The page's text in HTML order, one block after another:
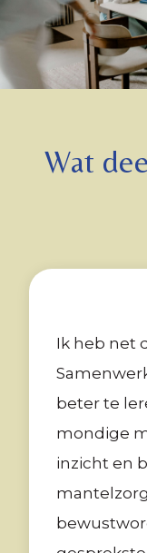
Wat
Ik heb net
beter te
mondige
inzicht en